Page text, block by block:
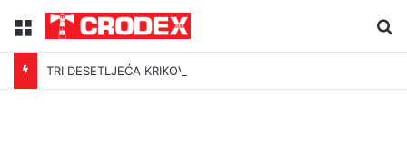
Menu
TRI DESETLJEĆA KRIKOVA OČAJNIKA